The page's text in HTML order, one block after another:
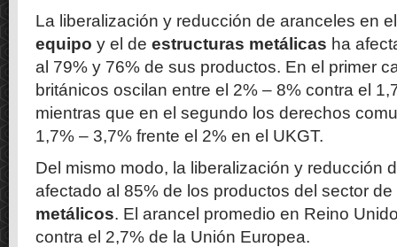
La liberalización y reducción de aranceles en
equipo y el de estructuras metálicas ha
al 79% y 76% de sus productos. En el primer
británicos oscilan entre el 2% – 8% contra el
mientras que en el segundo los derechos
1,7% – 3,7% frente el 2% en el UKGT.
Del mismo modo, la liberalización y reducción
afectado al 85% de los productos del sector de
metálicos. El arancel promedio en Reino
contra el 2,7% de la Unión Europea.